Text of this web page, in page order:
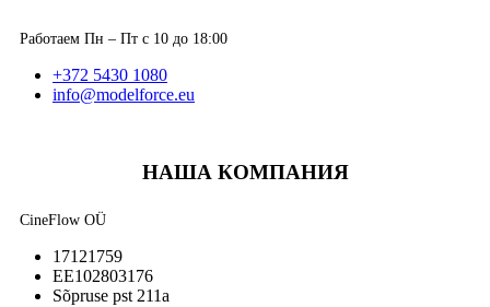
Работаем Пн – Пт с 10 до 18:00
+372 5430 1080
info@modelforce.eu
НАША КОМПАНИЯ
CineFlow OÜ
17121759
EE102803176
Sõpruse pst 211a